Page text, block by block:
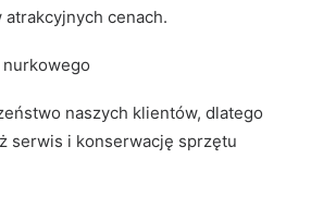
cenach.
naszych klientów, dlatego
serwis i konserwację sprzętu